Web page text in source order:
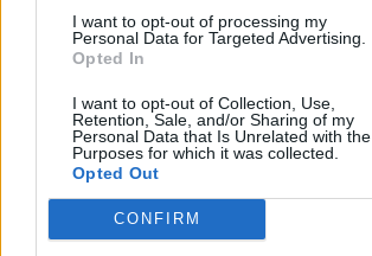
I want to opt-out of processing my
Personal Data for Targeted Advertising.
Opted In
I want to opt-out of Collection, Use,
Retention, Sale, and/or Sharing of my
Personal Data that Is Unrelated with the
Purposes for which it was collected.
Opted Out
CONFIRM
R A V
I
R
V A N
A
V A N
I
18. V A R
I
19. V I R
A